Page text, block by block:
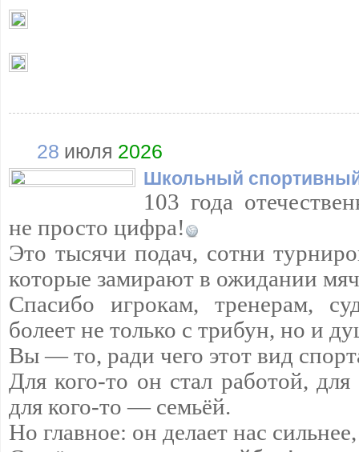
28 июля 2026
Школьный
103 года
не просто цифра!
Это тысячи подач, сотни
которые замирают в ожидании
Спасибо игрокам, тренерам,
болеет не только с трибун, но и
Вы — то, ради чего этот вид
Для кого-то он стал работой,
для кого-то — семьёй.
Но главное: он делает нас